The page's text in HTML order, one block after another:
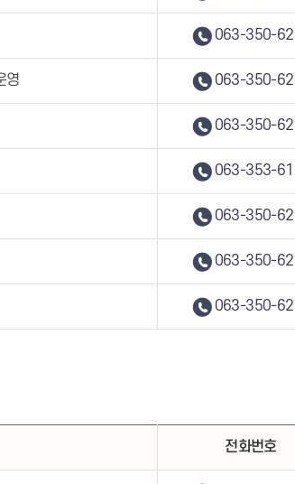
063-350-
영 063-350-
063-350-
063-353-
063-350-
063-350-
063-350-
전화번호